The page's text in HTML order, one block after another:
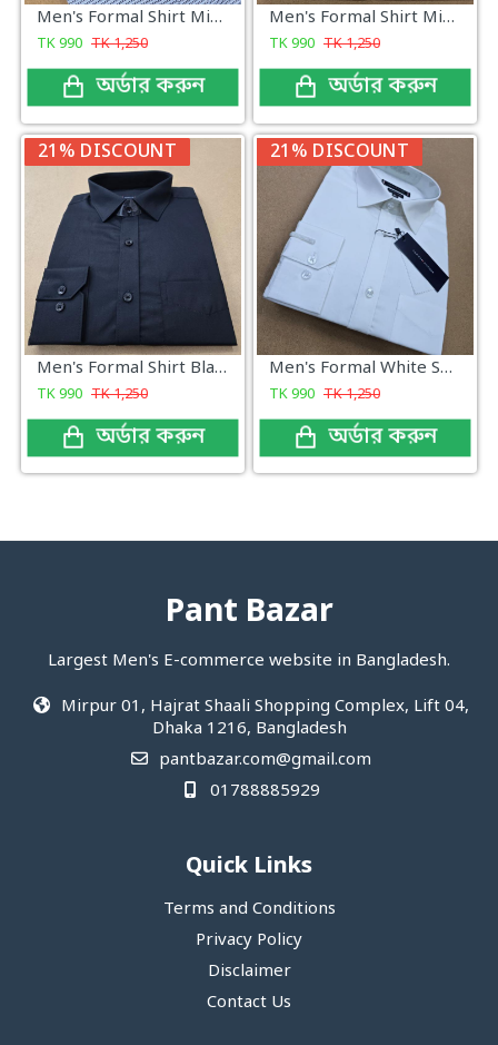
Men's Formal Shirt Micro Dobby
TK990 TK1,250
অর্ডার করুন
Men's Formal Shirt Micro Check
TK990 TK1,250
অর্ডার করুন
21% DISCOUNT
Men's Formal Shirt Black
TK990 TK1,250
অর্ডার করুন
21% DISCOUNT
Men's Formal White Shirt
TK990 TK1,250
অর্ডার করুন
Pant Bazar
Largest Men's E-commerce website in Bangladesh.
Mirpur 01, Hajrat Shaali Shopping Complex, Lift 04,
Dhaka 1216, Bangladesh
pantbazar.com@gmail.com
01788885929
Quick Links
Terms and Conditions
Privacy Policy
Disclaimer
Contact Us